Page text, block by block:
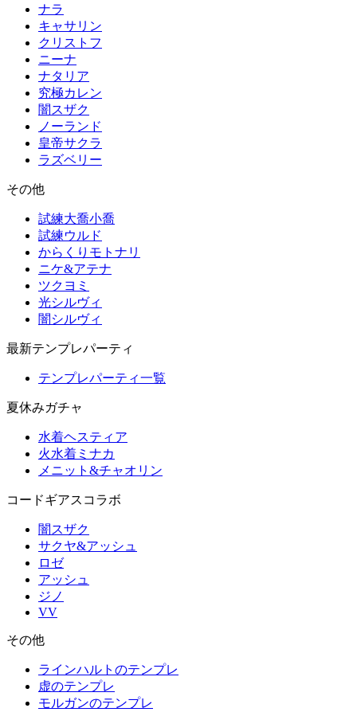
ナラ
キャサリン
クリストフ
ニーナ
ナタリア
究極カレン
闇スザク
ノーランド
皇帝サクラ
ラズベリー
その他
試練大喬小喬
試練ウルド
からくりモトナリ
ニケ&アテナ
ツクヨミ
光シルヴィ
闇シルヴィ
最新テンプレパーティ
テンプレパーティ一覧
夏休みガチャ
水着ヘスティア
火水着ミナカ
メニット&チャオリン
コードギアスコラボ
闇スザク
サクヤ&アッシュ
ロゼ
アッシュ
ジノ
VV
その他
ラインハルトのテンプレ
虚のテンプレ
モルガンのテンプレ